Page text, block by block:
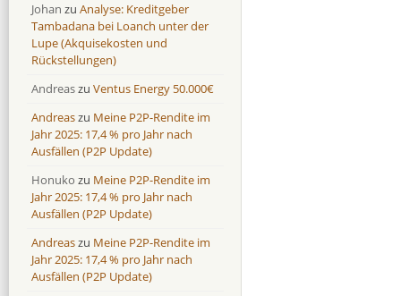
Omaraha
16,4 %
Omaraha
18,0 %
Johan zu Analyse: Kreditgeber
Tambadana bei Loanch unter der
Lupe (Akquisekosten und
Rückstellungen)
Andreaszu Ventus Energy 50.000€
Andreaszu Meine P2P-Rendite im
Jahr 2025: 17,4 % pro Jahr nach
Ausfällen (P2P Update)
Honuko zu Meine P2P-Rendite im
Jahr 2025: 17,4 % pro Jahr nach
Ausfällen (P2P Update)
Andreaszu Meine P2P-Rendite im
Jahr 2025: 17,4 % pro Jahr nach
Ausfällen (P2P Update)